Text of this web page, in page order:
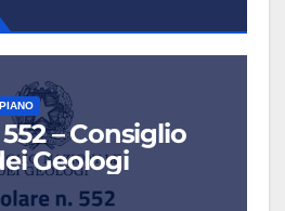
– Consiglio
Geologi